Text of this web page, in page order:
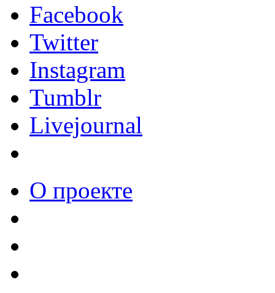
Facebook
Twitter
Instagram
Tumblr
Livejournal
О проекте